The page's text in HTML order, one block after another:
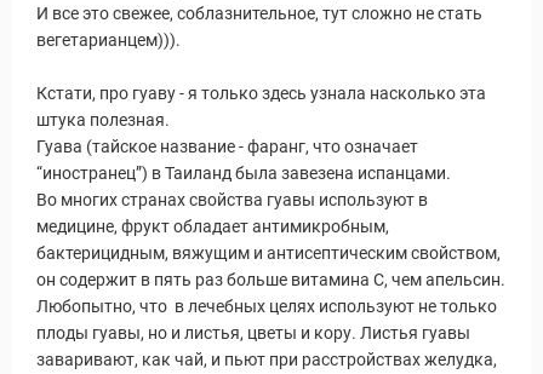
И все это свежее, соблазнительное, тут сложно не стать
вегетарианцем))).
Кстати, про гуаву - я только здесь узнала насколько эта
штука полезная.
Гуава (тайское название - фаранг, что означает
“иностранец”) в Таиланд была завезена испанцами.
Во многих странах свойства гуавы используют в
медицине, фрукт обладает антимикробным,
бактерицидным, вяжущим и антисептическим свойством,
он содержит в пять раз больше витамина С, чем апельсин.
Любопытно, что в лечебных целях используют не только
плоды гуавы, но и листья, цветы и кору. Листья гуавы
заваривают, как чай, и пьют при расстройствах желудка,